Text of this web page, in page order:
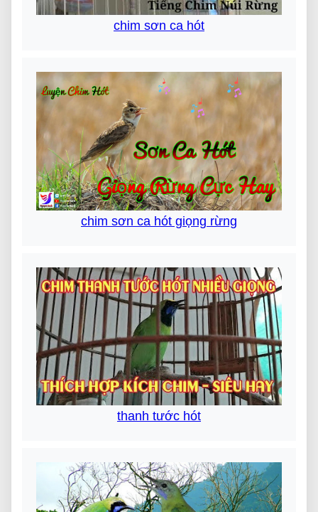
chim sơn ca hót
chim sơn ca hót giọng rừng
thanh tước hót